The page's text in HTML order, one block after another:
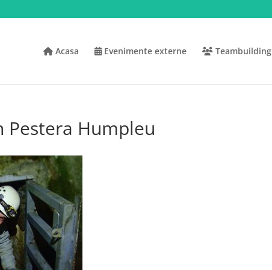
Acasa Evenimente externe Teambuilding
Pestera Humpleu